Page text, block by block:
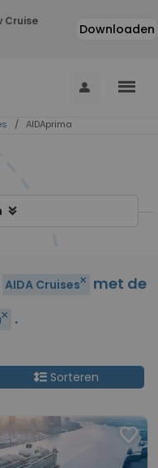
Cruise
Downloaden
person menu
/ AIDAprima
keyboard_double_arrow_down
AIDA Cruisesclose met de
close .
format_line_spacingSorteren
favorite